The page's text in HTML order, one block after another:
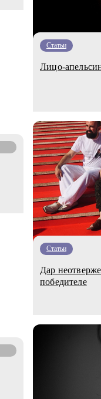
Статьи
Лицо-
Статьи
Дар
победителе